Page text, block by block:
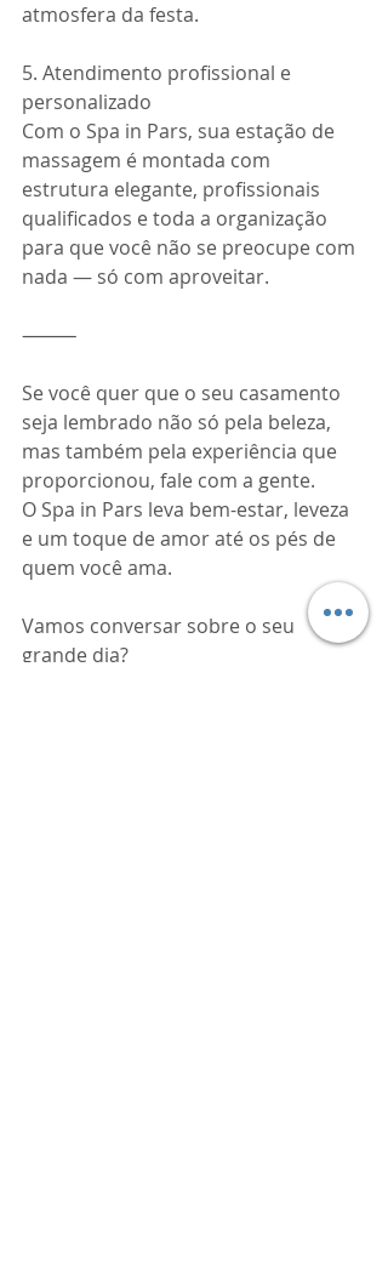
atmosfera da festa.
5. Atendimento profissional e
personalizado
Com o Spa in Pars, sua estação de
massagem é montada com
estrutura elegante, profissionais
qualificados e toda a organização
para que você não se preocupe com
nada — só com aproveitar.
⸻
Se você quer que o seu casamento
seja lembrado não só pela beleza,
mas também pela experiência que
proporcionou, fale com a gente.
O Spa in Pars leva bem-estar, leveza
e um toque de amor até os pés de
quem você ama.
Vamos conversar sobre o seu
grande dia?